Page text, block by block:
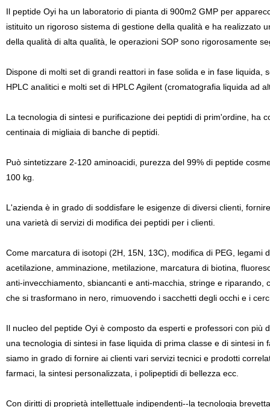
Il peptide Oyi ha un laboratorio di pianta di 900m2 GMP per
istituito un rigoroso sistema di gestione della qualità e ha realizzato
della qualità di alta qualità, le operazioni SOP sono rigorosamente
Dispone di molti set di grandi reattori in fase solida e in fase
HPLC analitici e molti set di HPLC Agilent (cromatografia liquida ad
La tecnologia di sintesi e purificazione dei peptidi di prim'ordine, ha
centinaia di migliaia di banche di peptidi.
Può sintetizzare 2-120 aminoacidi, purezza del 99% di peptide
100 kg.
L'azienda è in grado di soddisfare le esigenze di diversi clienti,
una varietà di servizi di modifica dei peptidi per i clienti.
Come marcatura di isotopi (2H, 15N, 13C), modifica di PEG, legami
acetilazione, amminazione, metilazione, marcatura di biotina,
anti-invecchiamento, sbiancanti e anti-macchia, stringe e
che si trasformano in nero, rimuovendo i sacchetti degli occhi e i
Il nucleo del peptide Oyi è composto da esperti e professori con
una tecnologia di sintesi in fase liquida di prima classe e di sintesi
siamo in grado di fornire ai clienti vari servizi tecnici e prodotti
farmaci, la sintesi personalizzata, i polipeptidi di bellezza ecc.
Con diritti di proprietà intellettuale indipendenti--la tecnologia